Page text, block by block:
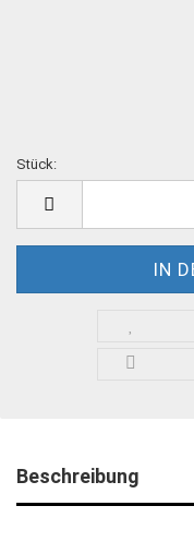
Stück:
Beschreibung